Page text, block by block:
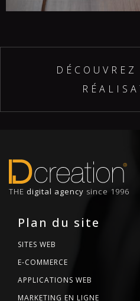
DÉCOUVREZ
THE digital agency since 1996
Plan du site
SITES WEB
E-COMMERCE
APPLICATIONS WEB
MARKETING EN LIGNE